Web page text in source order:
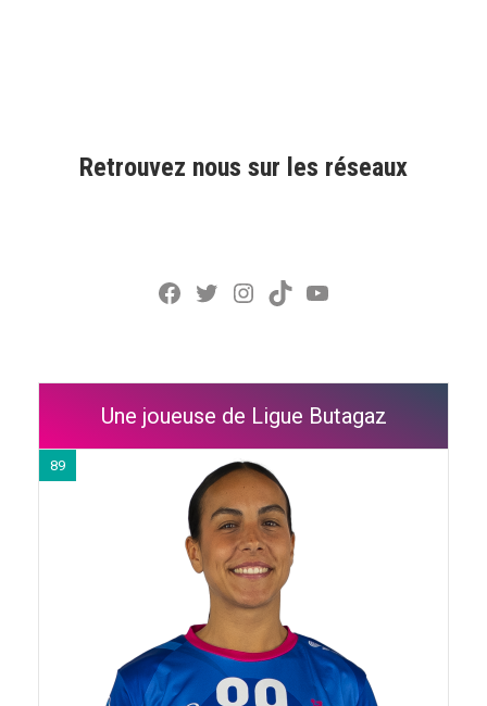
Retrouvez nous sur les réseaux
Facebook
Twitter
Instagram
TikTokYouTube
Une joueuse de Ligue Butagaz
89